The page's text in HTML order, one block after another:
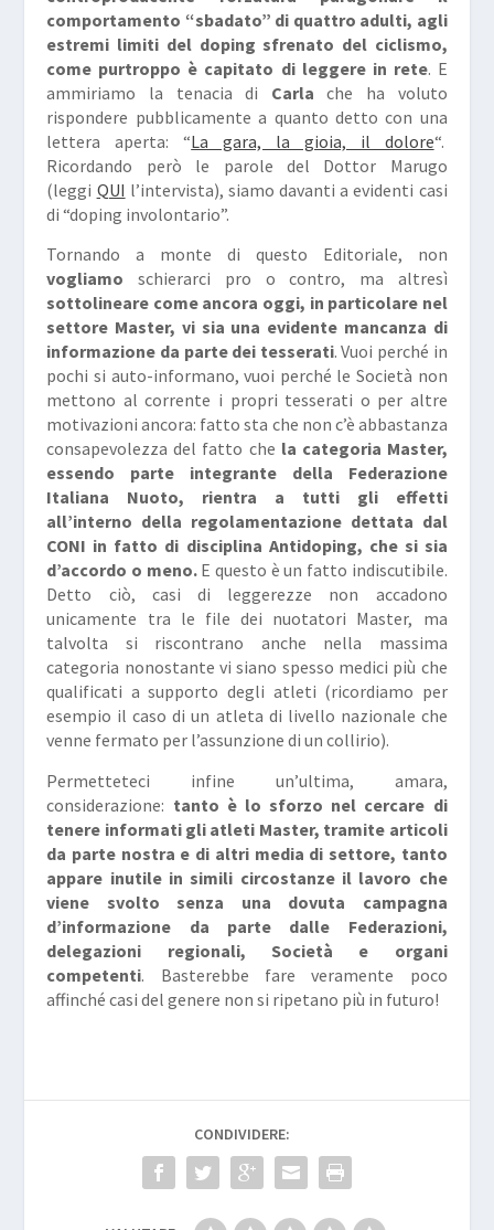
comportamento “sbadato” di quattro adulti, agli
estremi limiti del doping sfrenato del ciclismo,
come purtroppo è capitato di leggere in rete. E
ammiriamo la tenacia di Carla che ha voluto
rispondere pubblicamente a quanto detto con una
lettera aperta: “La gara, la gioia, il dolore“.
Ricordando però le parole del Dottor Marugo
(leggi QUI l’intervista), siamo davanti a evidenti casi
di “doping involontario”.
Tornando a monte di questo Editoriale, non
vogliamo schierarci pro o contro, ma altresì
sottolineare come ancora oggi, in particolare nel
settore Master, vi sia una evidente mancanza di
informazione da parte dei tesserati. Vuoi perché in
pochi si auto-informano, vuoi perché le Società non
mettono al corrente i propri tesserati o per altre
motivazioni ancora: fatto sta che non c’è abbastanza
consapevolezza del fatto che la categoria Master,
essendo parte integrante della Federazione
Italiana Nuoto, rientra a tutti gli effetti
all’interno della regolamentazione dettata dal
CONI in fatto di disciplina Antidoping, che si sia
d’accordo o meno.E questo è un fatto indiscutibile.
Detto ciò, casi di leggerezze non accadono
unicamente tra le file dei nuotatori Master, ma
talvolta si riscontrano anche nella massima
categoria nonostante vi siano spesso medici più che
qualificati a supporto degli atleti (ricordiamo per
esempio il caso di un atleta di livello nazionale che
venne fermato per l’assunzione di un collirio).
Permetteteci infine un’ultima, amara,
considerazione: tanto è lo sforzo nel cercare di
tenere informati gli atleti Master, tramite articoli
da parte nostra e di altri media di settore, tanto
appare inutile in simili circostanze il lavoro che
viene svolto senza una dovuta campagna
d’informazione da parte dalle Federazioni,
delegazioni regionali, Società e organi
competenti. Basterebbe fare veramente poco
affinché casi del genere non si ripetano più in futuro!
CONDIVIDERE: